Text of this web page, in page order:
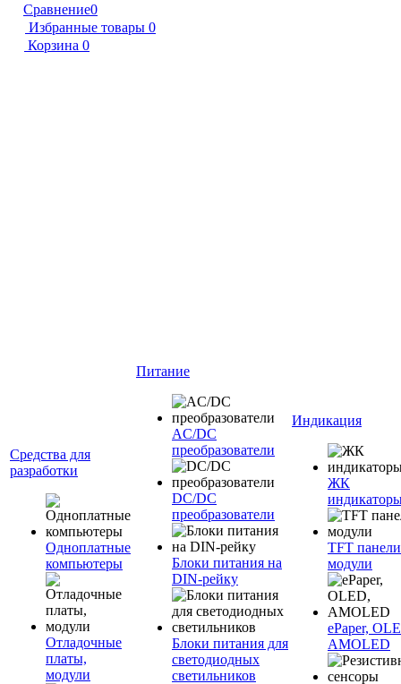
Сравнение0
Избранные товары 0
Корзина 0
Средства для
разработки
Одноплатные
компьютеры
Отладочные
платы,
модули
Питание
AC/DC
преобразователи
DC/DC
преобразователи
Блоки питания на
DIN-рейку
Блоки питания для
светодиодных
светильников
Индикация
ЖК
TFT
модули
ePaper,
AMOLED